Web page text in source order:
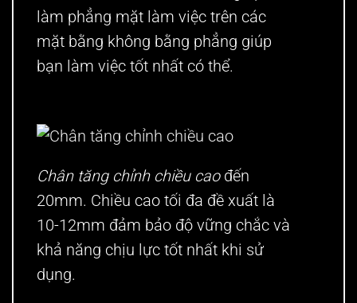
làm phẳng mặt làm việc trên các
mặt bằng không bằng phẳng giúp
bạn làm việc tốt nhất có thể.
Chân tăng chỉnh chiều caođến
20mm. Chiều cao tối đa đề xuất là
10-12mm đảm bảo độ vững chắc và
khả năng chịu lực tốt nhất khi sử
dụng.